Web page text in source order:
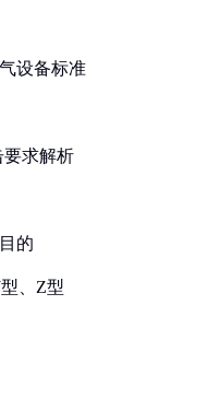
设备标准
要求解析
的
、Z型